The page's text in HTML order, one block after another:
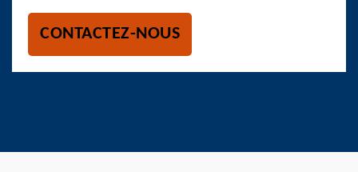
CONTACTEZ-NOUS